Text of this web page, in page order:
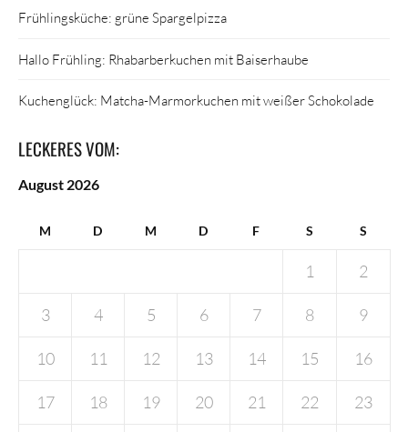
Frühlingsküche: grüne Spargelpizza
Hallo Frühling: Rhabarberkuchen mit Baiserhaube
Kuchenglück: Matcha-Marmorkuchen mit weißer Schokolade
LECKERES VOM:
August 2026
M D M D F S S
1 2
3 4 5 6 7 8 9
10 11 12 13 14 15 16
17 18 19 20 21 22 23